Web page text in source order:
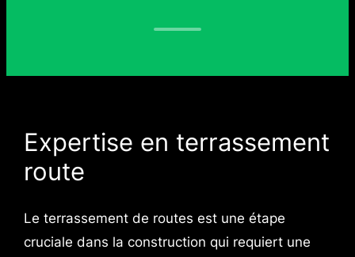
Expertise en terrassement
route
Le terrassement de routes est une étape
cruciale dans la construction qui requiert une